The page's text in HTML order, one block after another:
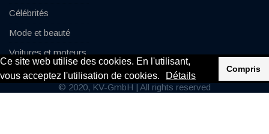
Ce site web utilise des cookies. En l'utilisant,
vous acceptez l'utilisation de cookies.
Détails
Compris
Célébrités
Mode et beauté
Voitures et moteurs
© 2020, KV-GmbH | All rights reserved